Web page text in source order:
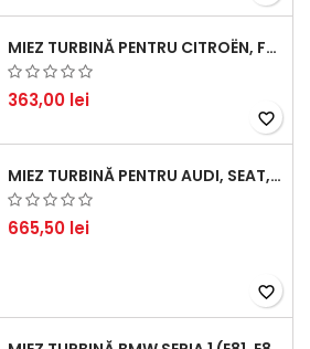
MIEZ TURBINĂ PENTRU CITROËN, FORD, MAZDA, MINI, PEUGEOT ȘI VOLVO - MOTORIZĂRI 1.6 HDI ȘI 1.6 D
363,00 lei
favorite_border
MIEZ TURBINĂ PENTRU AUDI, SEAT, SKODA ȘI VOLKSWAGEN - MOTORIZĂRI 2.0 TDI 103KW 140CP
665,50 lei
favorite_border